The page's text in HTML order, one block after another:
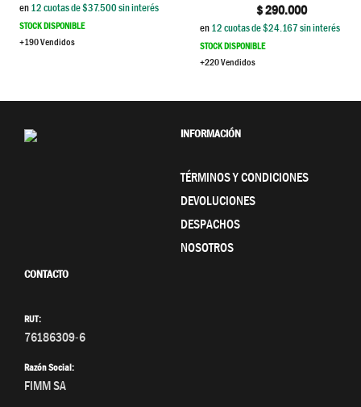
en12cuotas de $37.500sin interés
STOCK DISPONIBLE
+190 Vendidos
$290.000
en12cuotas de $24.167sin interés
STOCK DISPONIBLE
+220 Vendidos
INFORMACIÓN
TÉRMINOS Y CONDICIONES
DEVOLUCIONES
DESPACHOS
NOSOTROS
CONTACTO
RUT:
76186309-6
Razón Social:
FIMM SA